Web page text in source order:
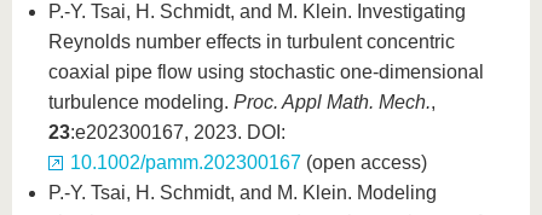
P.-Y. Tsai, H. Schmidt, and M. Klein. Investigating
Reynolds number effects in turbulent concentric
coaxial pipe flow using stochastic one-dimensional
turbulence modeling. Proc. Appl Math. Mech.,
23:e202300167, 2023. DOI:
10.1002/pamm.202300167 (open access)
P.-Y. Tsai, H. Schmidt, and M. Klein. Modeling